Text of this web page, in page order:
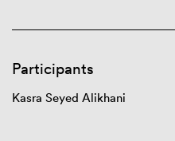
Participants
Kasra Seyed Alikhani